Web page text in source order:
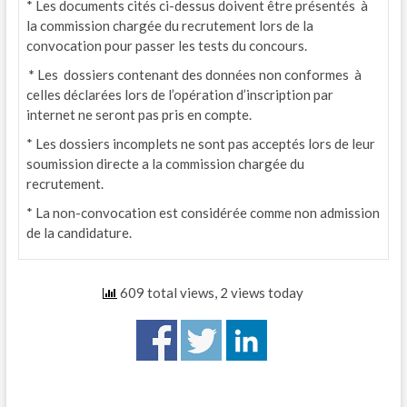
* Les documents cités ci-dessus doivent être présentés à
la commission chargée du recrutement lors de la
convocation pour passer les tests du concours.
* Les dossiers contenant des données non conformes à
celles déclarées lors de l’opération d’inscription par
internet ne seront pas pris en compte.
* Les dossiers incomplets ne sont pas acceptés lors de leur
soumission directe a la commission chargée du
recrutement.
* La non-convocation est considérée comme non admission
de la candidature.
609 total views, 2 views today